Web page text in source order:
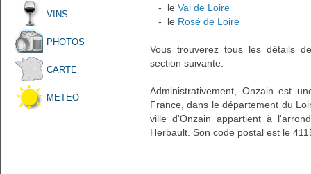
VINS
PHOTOS
CARTE
METEO
- le Val de Loire
- le Rosé de Loire
Vous trouverez tous les détails
section suivante.
Administrativement, Onzain est
France, dans le département du
ville d'Onzain appartient à
Herbault. Son code postal est le